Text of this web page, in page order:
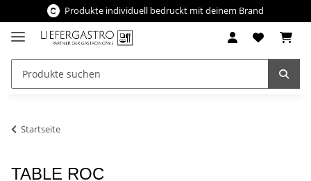
Produkte individuell bedruckt mit deinem Brand
Startseite
TABLE ROC